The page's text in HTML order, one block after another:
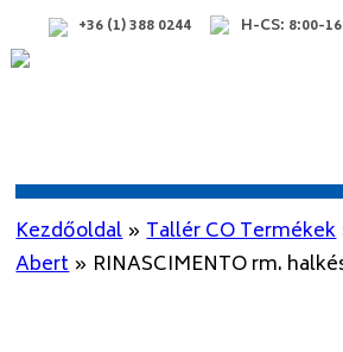
+36 (1) 388 0244 H-CS: 8:00-
Kezdőoldal»Tallér CO Termékek
Abert» RINASCIMENTO rm.